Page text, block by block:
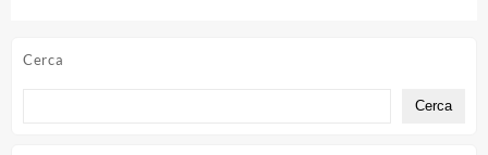
Cerca
Cerca